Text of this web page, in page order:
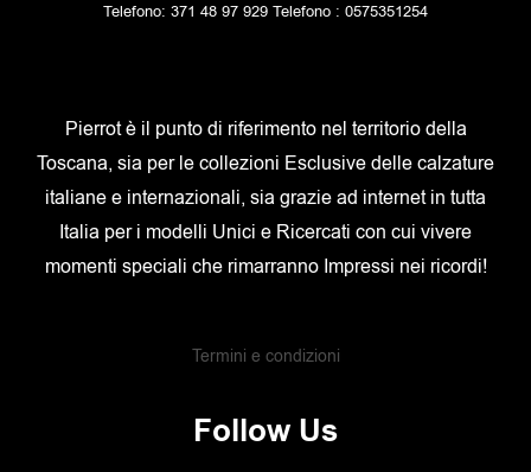
Telefono: 371 48 97 929 Telefono : 0575351254
Pierrot è il punto di riferimento nel territorio della
Toscana, sia per le collezioni Esclusive delle calzature
italiane e internazionali, sia grazie ad internet in tutta
Italia per i modelli Unici e Ricercati con cui vivere
momenti speciali che rimarranno Impressi nei ricordi!
Termini e condizioni
Follow Us